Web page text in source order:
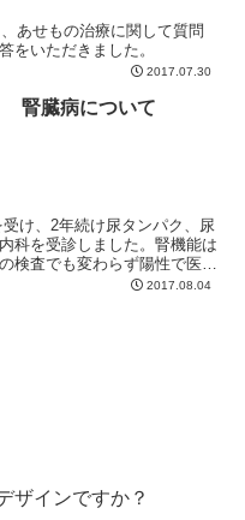
あせもの治療に関して質問
をいただきました。
2017.07.30
腎臓病について
け、2年続け尿タンパク、尿
科を受診しました。腎機能は
検査でも変わらず陽性で医師
2017.08.04
ザインですか？